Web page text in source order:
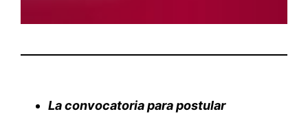
La convocatoria para postular